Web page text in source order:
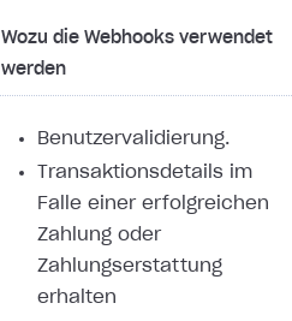
Wozu die Webhooks verwendet
werden
Benutzervalidierung.
Transaktionsdetails im
Falle einer erfolgreichen
Zahlung oder
Zahlungserstattung
erhalten